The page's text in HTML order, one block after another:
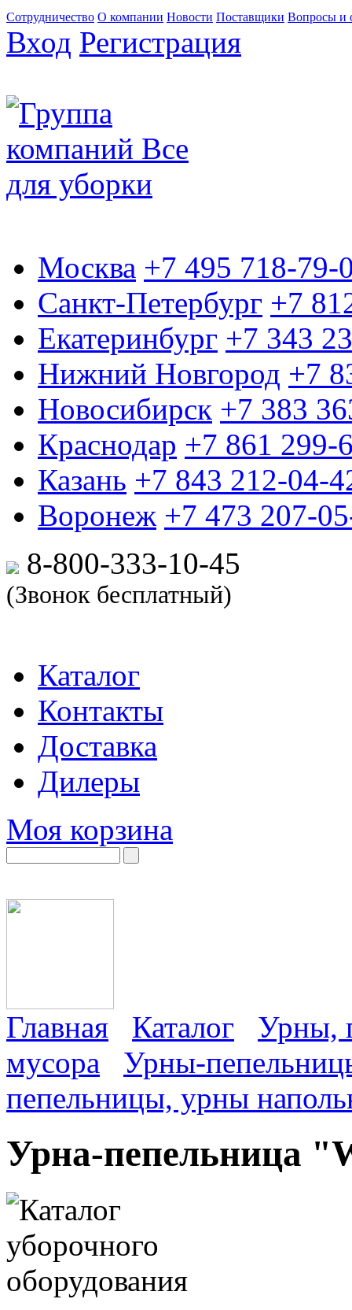
Сотрудничество О компании Новости Поставщики Вопросы и
Вход Регистрация
Москва +7 495 718-79-
Санкт-Петербург +7
Екатеринбург +7 343
Нижний Новгород +7
Новосибирск +7 383
Краснодар +7 861 299-
Казань +7 843 212-04-
Воронеж +7 473 207-
8-800-333-10-45
(Звонок бесплатный)
Каталог
Контакты
Доставка
Дилеры
Моя корзина
Главная Каталог
Урны,
мусора
Урны-
пепельницы, урны
Урна-пепельница